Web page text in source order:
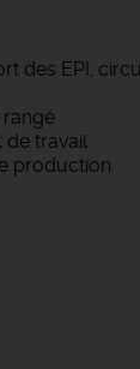
des EPI,
de travail
production